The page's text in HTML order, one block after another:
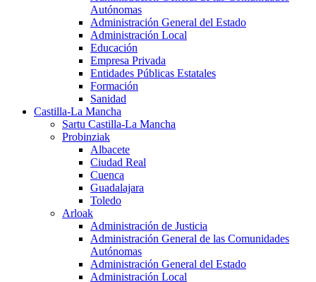
Autónomas
Administración General del Estado
Administración Local
Educación
Empresa Privada
Entidades Públicas Estatales
Formación
Sanidad
Castilla-La Mancha
Sartu Castilla-La Mancha
Probinziak
Albacete
Ciudad Real
Cuenca
Guadalajara
Toledo
Arloak
Administración de Justicia
Administración General de las Comunidades
Autónomas
Administración General del Estado
Administración Local